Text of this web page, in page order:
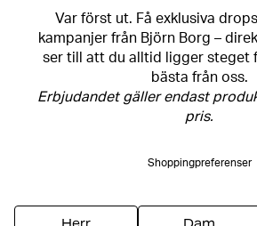
Var först ut. Få exklusiva
kampanjer från Björn Borg –
ser till att du alltid ligger steget
bästa från oss.
Erbjudandet gäller endast
pris.
Shoppingpreferenser